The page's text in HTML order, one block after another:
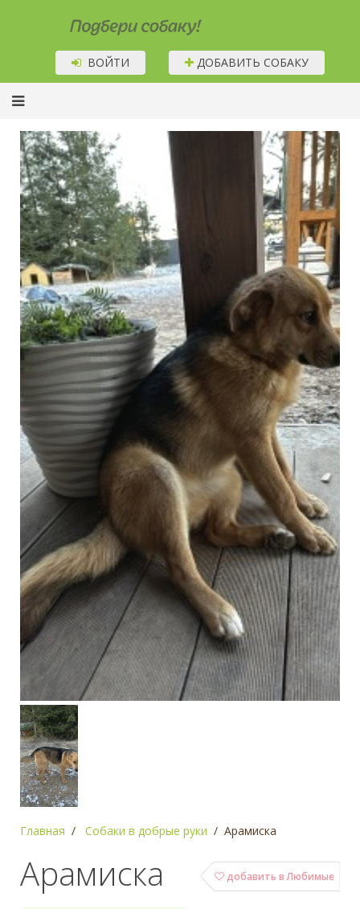
Подбери собаку!
ВОЙТИ ДОБАВИТЬ СОБАКУ
Главная Собаки в добрые руки Арамиска
добавить в Любимые
Арамиска